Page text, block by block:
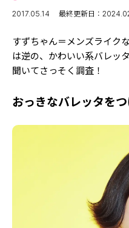
TikTok
Instagram
YouTube
ゲッターズ飯田
MISS
について
2017.05.14 最終更新日：
すずちゃん＝メンズライク
は逆の、かわいい系バレッ
聞いてさっそく調査！
おっきなバレッタを